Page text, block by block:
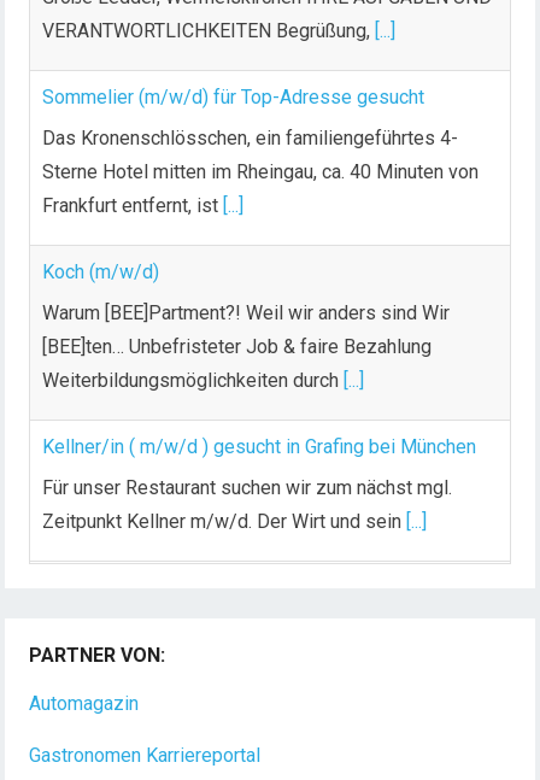
VERANTWORTLICHKEITEN Begrüßung, [...]
Sommelier (m/w/d) für Top-Adresse gesucht
Das Kronenschlösschen, ein familiengeführtes 4-
Sterne Hotel mitten im Rheingau, ca. 40 Minuten von
Frankfurt entfernt, ist [...]
Koch (m/w/d)
Warum [BEE]Partment?! Weil wir anders sind Wir
[BEE]ten… Unbefristeter Job & faire Bezahlung
Weiterbildungsmöglichkeiten durch [...]
Kellner/in ( m/w/d ) gesucht in Grafing bei München
Für unser Restaurant suchen wir zum nächst mgl.
Zeitpunkt Kellner m/w/d. Der Wirt und sein [...]
Dein Arbeitsplatz mit Urlaubsfeeling Chef de Rang
(m/w/d) Du bist Gastgeber aus Leidenschaft und
PARTNER VON:
Automagazin
Gastronomen Karriereportal